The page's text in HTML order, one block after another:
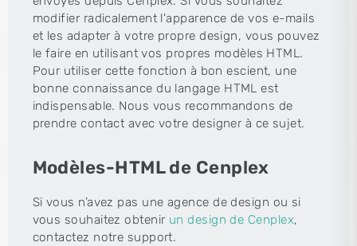
modifier radicalement l'apparence de vos e-mails
et les adapter à votre propre design, vous pouvez
le faire en utilisant vos propres modèles HTML.
Pour utiliser cette fonction à bon escient, une
bonne connaissance du langage HTML est
indispensable. Nous vous recommandons de
prendre contact avec votre designer à ce sujet.
Modèles-HTML de Cenplex
Si vous n’avez pas une agence de design ou si
vous souhaitez obtenir un design de Cenplex,
contactez notre support.